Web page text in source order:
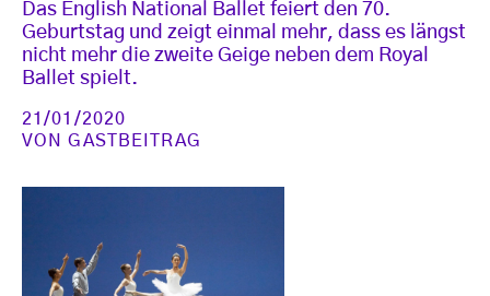
Das English National Ballet feiert den 70.
Geburtstag und zeigt einmal mehr, dass es längst
nicht mehr die zweite Geige neben dem Royal
Ballet spielt.
21/01/2020
VONGASTBEITRAG